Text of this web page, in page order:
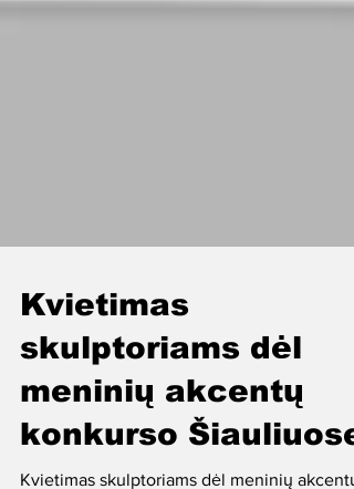
Kvietimas
skulptoriams dėl
meninių akcentų